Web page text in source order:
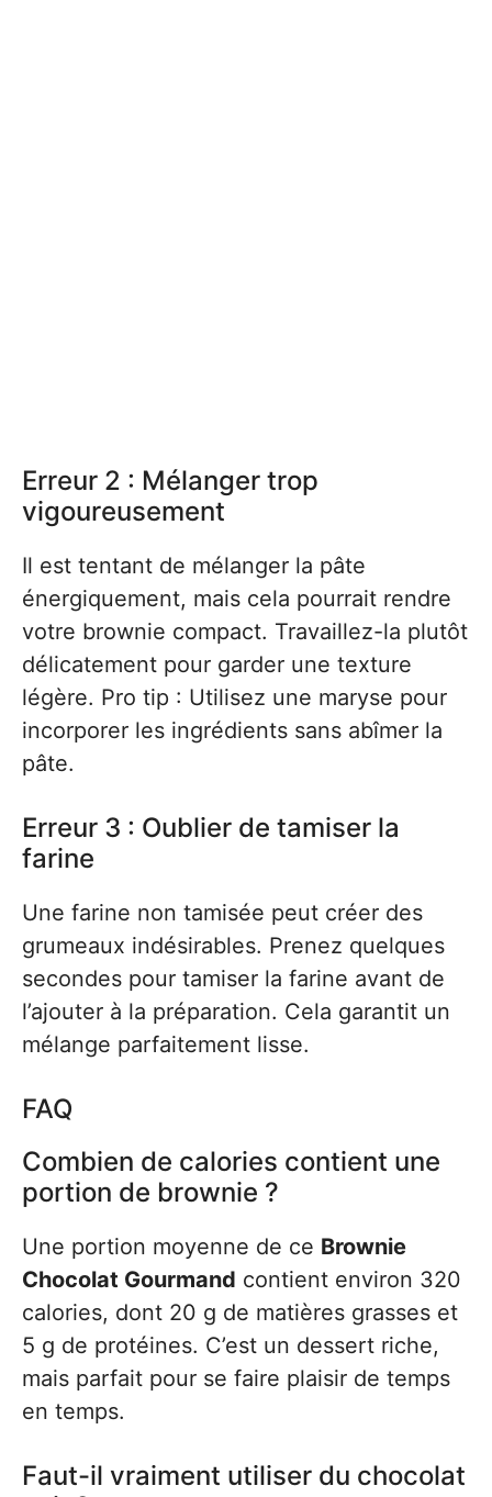
Erreur 2 : Mélanger trop
vigoureusement
Il est tentant de mélanger la pâte
énergiquement, mais cela pourrait rendre
votre brownie compact. Travaillez-la plutôt
délicatement pour garder une texture
légère. Pro tip : Utilisez une maryse pour
incorporer les ingrédients sans abîmer la
pâte.
Erreur 3 : Oublier de tamiser la
farine
Une farine non tamisée peut créer des
grumeaux indésirables. Prenez quelques
secondes pour tamiser la farine avant de
l’ajouter à la préparation. Cela garantit un
mélange parfaitement lisse.
FAQ
Combien de calories contient une
portion de brownie ?
Une portion moyenne de ce Brownie
Chocolat Gourmand contient environ 320
calories, dont 20 g de matières grasses et
5 g de protéines. C’est un dessert riche,
mais parfait pour se faire plaisir de temps
en temps.
Faut-il vraiment utiliser du chocolat